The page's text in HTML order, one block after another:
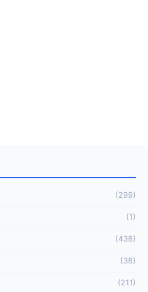
(299)
(1)
(438)
(38)
(211)